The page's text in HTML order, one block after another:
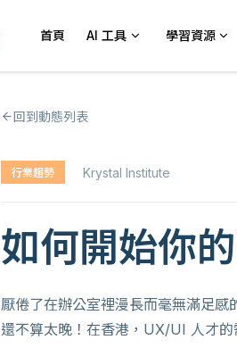
首頁 AI 工具 學習資源
回到動態列表
行業趨勢 Krystal Institute
如何開始你
厭倦了在辦公室裡漫長而毫無滿足
還不算太晚！在香港，UX/UI 人才